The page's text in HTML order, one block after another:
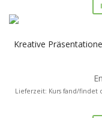
Kreative
Lieferzeit: Kurs fand/